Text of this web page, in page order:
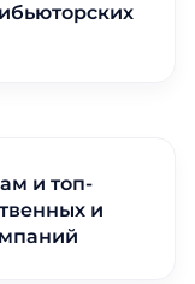
и топ-
и